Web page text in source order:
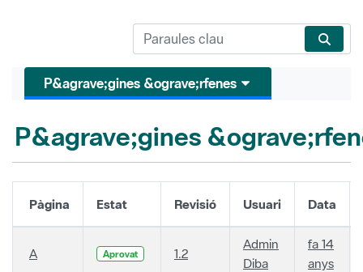
P&agrave;gines &ograve;rfenes
P&agrave;gines
Pàgina Estat Revisió Usuari Data
A Aprovat 1.2
Admin
Diba
fa 14
anys